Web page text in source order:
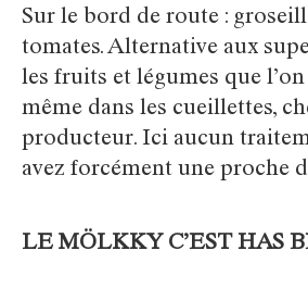
Sur le bord de route :
tomates. Alternative aux
les fruits et légumes que
même dans les cueillettes,
producteur. Ici aucun
avez forcément une proche
LE MÖLKKY C’EST HAS